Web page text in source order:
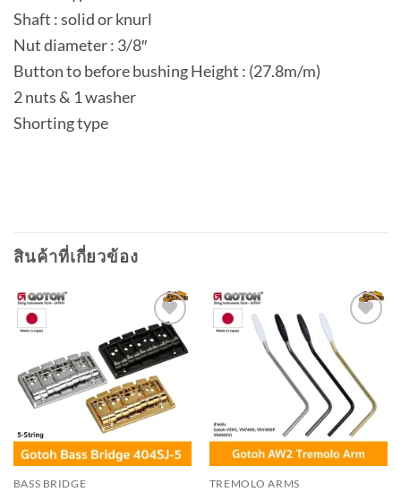
Shaft : solid or knurl
Nut diameter : 3/8″
Button to before bushing Height : (27.8m/m)
2 nuts & 1 washer
Shorting type
สินค้าที่เกี่ยวข้อง
Add to
wishlist
BASS BRIDGE
wishlist
TREMOLO ARMS